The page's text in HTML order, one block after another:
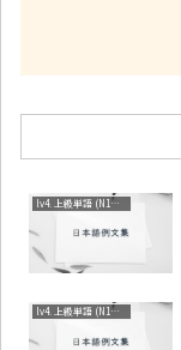
lv4. 上級単語 (N1～N2)
lv4. 上級単語 (N1～N2)